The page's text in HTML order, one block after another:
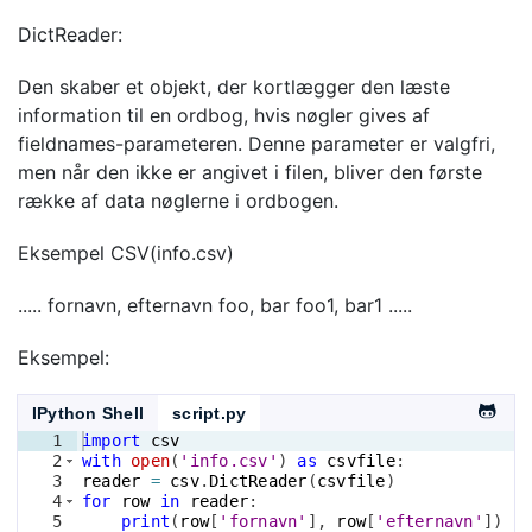
DictReader:
Den skaber et objekt, der kortlægger den læste
information til en ordbog, hvis nøgler gives af
fieldnames-parameteren. Denne parameter er valgfri,
men når den ikke er angivet i filen, bliver den første
række af data nøglerne i ordbogen.
Eksempel CSV(info.csv)
..... fornavn, efternavn foo, bar foo1, bar1 .....
Eksempel:
IPython Shell
script.py
1
2
3
4
5
import
csv
with open( 'info.csv' ) as csvfile:
reader = csv. DictReader (csvfile)
for
row in reader:
print ( row[ 'fornavn' ] , row[ 'efternavn' ])